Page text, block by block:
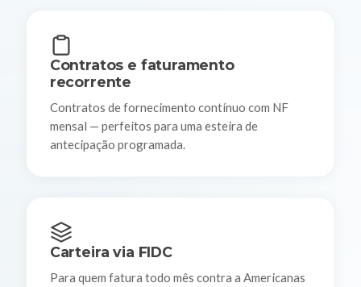
Contratos e faturamento
recorrente
Contratos de fornecimento contínuo com NF
mensal — perfeitos para uma esteira de
antecipação programada.
Carteira via FIDC
Para quem fatura todo mês contra a Americanas